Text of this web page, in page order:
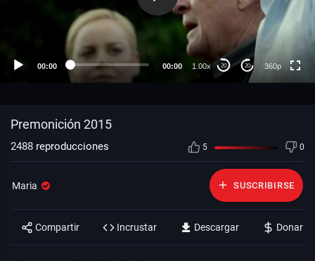
00:00 00:00 1.00x 20 20 360p
240p
auto
Premonición 2015
5 0
2488 reproducciones
Maria SUSCRIBIRSE
Compartir Incrustar Descargar Donar